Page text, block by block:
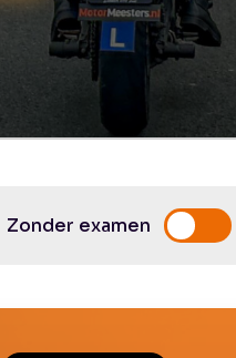
Zonder examen